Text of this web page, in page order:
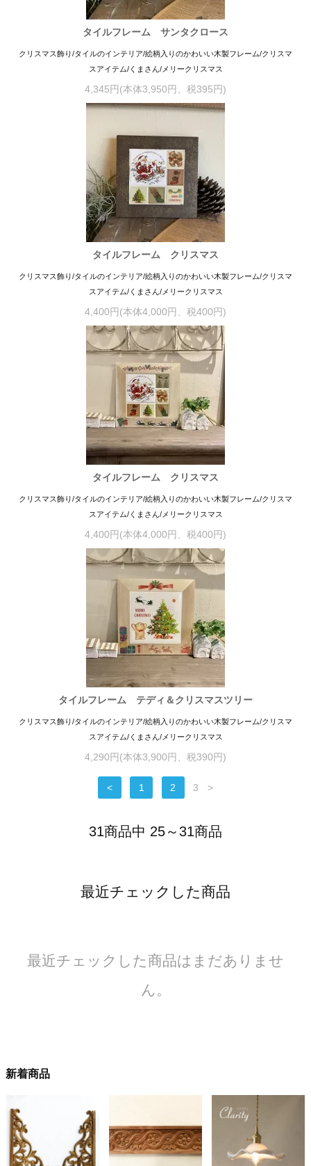
タイルフレーム サンタクロース
クリスマス飾り/タイルのインテリア/絵柄入りのかわいい木製フレーム/クリスマ
スアイテム/くまさん/メリークリスマス
4,345円(本体3,950円、税395円)
タイルフレーム クリスマス
クリスマス飾り/タイルのインテリア/絵柄入りのかわいい木製フレーム/クリスマ
スアイテム/くまさん/メリークリスマス
4,400円(本体4,000円、税400円)
タイルフレーム クリスマス
クリスマス飾り/タイルのインテリア/絵柄入りのかわいい木製フレーム/クリスマ
スアイテム/くまさん/メリークリスマス
4,400円(本体4,000円、税400円)
タイルフレーム テディ＆クリスマスツリー
クリスマス飾り/タイルのインテリア/絵柄入りのかわいい木製フレーム/クリスマ
スアイテム/くまさん/メリークリスマス
4,290円(本体3,900円、税390円)
< 1 2 3 >
31商品中 25～31商品
最近チェックした商品
最近チェックした商品はまだありませ
ん。
新着商品